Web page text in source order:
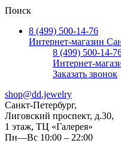
Поиск
8 (499) 500-14-76
Интернет-магазин
8 (499) 500-14-
Интернет-
Заказать звонок
shop@dd.jewelry
Санкт-Петербург,
Лиговский проспект, д.30,
1 этаж, ТЦ «Галерея»
Пн—Вс 10:00 – 22:00